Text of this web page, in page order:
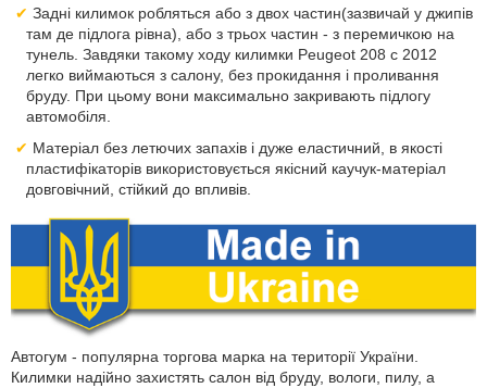
Задні килимок робляться або з двох частин(зазвичай у джипів
там де підлога рівна), або з трьох частин - з перемичкою на
тунель. Завдяки такому ходу килимки Peugeot 208 с 2012
легко виймаються з салону, без прокидання і проливання
бруду. При цьому вони максимально закривають підлогу
автомобіля.
Матеріал без летючих запахів і дуже еластичний, в якості
пластифікаторів використовується якісний каучук-матеріал
довговічний, стійкий до впливів.
Автогум - популярна торгова марка на території України.
Килимки надійно захистять салон від бруду, вологи, пилу, а